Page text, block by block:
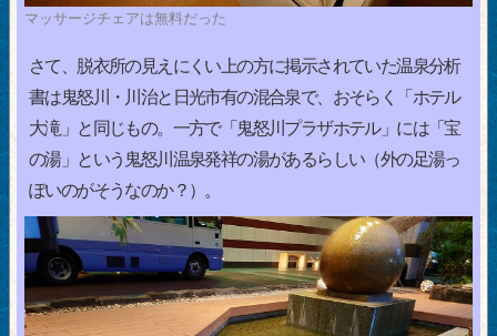
マッサージチェアは無料だった
さて、脱衣所の見えにくい上の方に掲示されていた温泉分析
書は鬼怒川・川治と日光市有の混合泉で、おそらく「ホテル
大滝」と同じもの。一方で「鬼怒川プラザホテル」には「宝
の湯」という鬼怒川温泉発祥の湯があるらしい（外の足湯っ
ぽいのがそうなのか？）。